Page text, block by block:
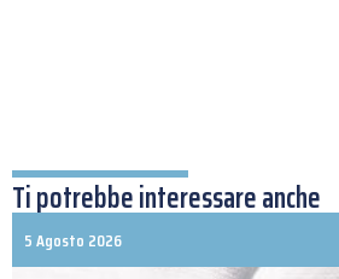
Ti potrebbe interessare anche
5 Agosto 2026